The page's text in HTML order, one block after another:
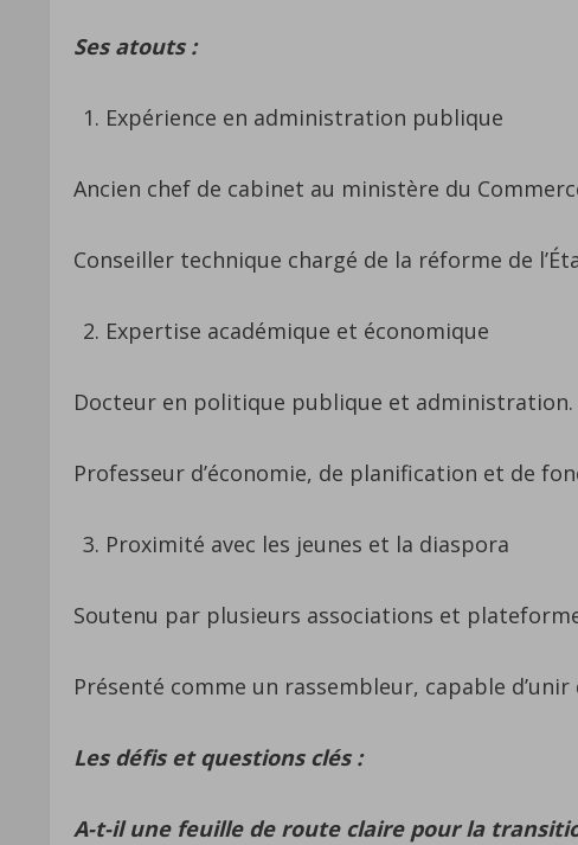
Ses atouts :
Expérience en administration publique
Ancien chef de cabinet au ministère du
Conseiller technique chargé de la réforme de
Expertise académique et économique
Docteur en politique publique et administration.
Professeur d’économie, de planification et de
Proximité avec les jeunes et la diaspora
Soutenu par plusieurs associations et
Présenté comme un rassembleur, capable
Les défis et questions clés :
A-t-il une feuille de route claire pour la